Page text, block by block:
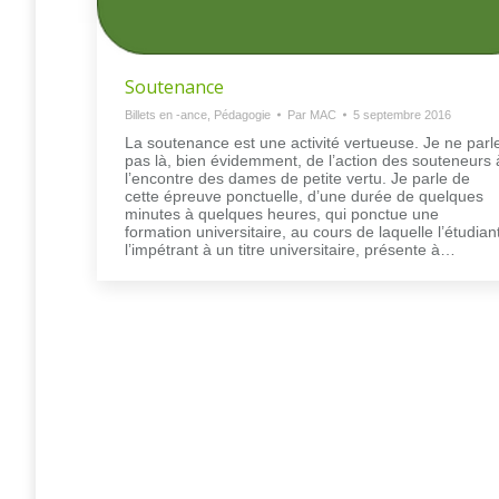
Soutenance
Billets en -ance Pédagogie Par MAC 5 septembre 2016
La soutenance est une activité vertueuse. Je ne
pas là, bien évidemment, de l’action des souteneurs
l’encontre des dames de petite vertu. Je parle de
cette épreuve ponctuelle, d’une durée de quelques
minutes à quelques heures, qui ponctue une
formation universitaire, au cours de laquelle
l’impétrant à un titre universitaire, présente à…